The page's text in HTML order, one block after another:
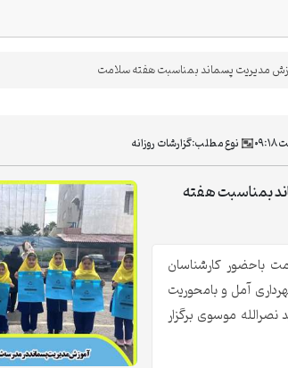
مدیریت پسماند بمناسبت هفته سلامت
نوع مطلب:گزارشات روزانه
بمناسبت هفته
باحضور کارشناسان
آمل و بامحوریت
موسوی برگزار